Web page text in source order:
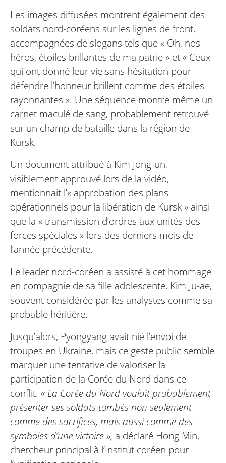
Les images diffusées montrent également des
soldats nord-coréens sur les lignes de front,
accompagnées de slogans tels que « Oh, nos
héros, étoiles brillantes de ma patrie » et « Ceux
qui ont donné leur vie sans hésitation pour
défendre l’honneur brillent comme des étoiles
rayonnantes ». Une séquence montre même un
carnet maculé de sang, probablement retrouvé
sur un champ de bataille dans la région de
Kursk.
Un document attribué à Kim Jong-un,
visiblement approuvé lors de la vidéo,
mentionnait l’« approbation des plans
opérationnels pour la libération de Kursk » ainsi
que la « transmission d’ordres aux unités des
forces spéciales » lors des derniers mois de
l’année précédente.
Le leader nord-coréen a assisté à cet hommage
en compagnie de sa fille adolescente, Kim Ju-ae,
souvent considérée par les analystes comme sa
probable héritière.
Jusqu’alors, Pyongyang avait nié l’envoi de
troupes en Ukraine, mais ce geste public semble
marquer une tentative de valoriser la
participation de la Corée du Nord dans ce
conflit. « La Corée du Nord voulait probablement
présenter ses soldats tombés non seulement
comme des sacrifices, mais aussi comme des
symboles d’une victoire », a déclaré Hong Min,
chercheur principal à l’Institut coréen pour